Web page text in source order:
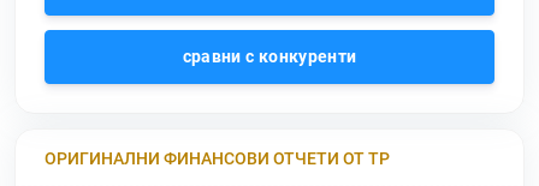
сравни с конкуренти
ОРИГИНАЛНИ ФИНАНСОВИ ОТЧЕТИ ОТ ТР